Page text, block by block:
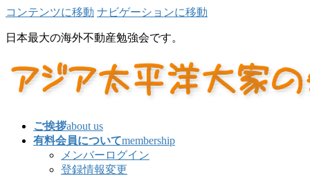
コンテンツに移動 ナビゲーションに移動
日本最大の海外不動産勉強会です。
ご挨拶about us
有料会員についてmembership
メンバーログイン
登録情報変更